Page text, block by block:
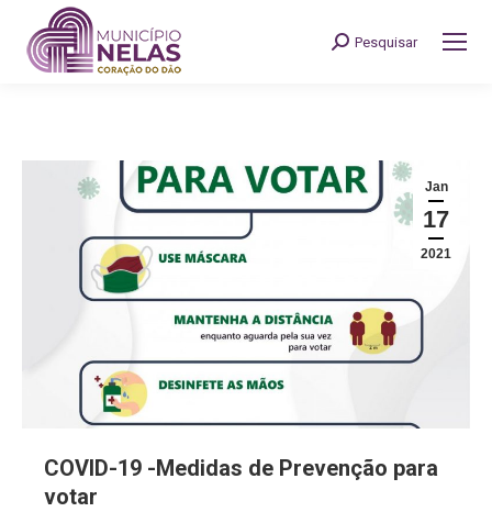
Search:
Pesquisar
Jan
17
2021
COVID-19 -Medidas de Prevenção para
votar